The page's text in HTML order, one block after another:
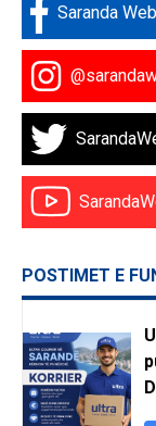
Saranda Web
POSTIMET E